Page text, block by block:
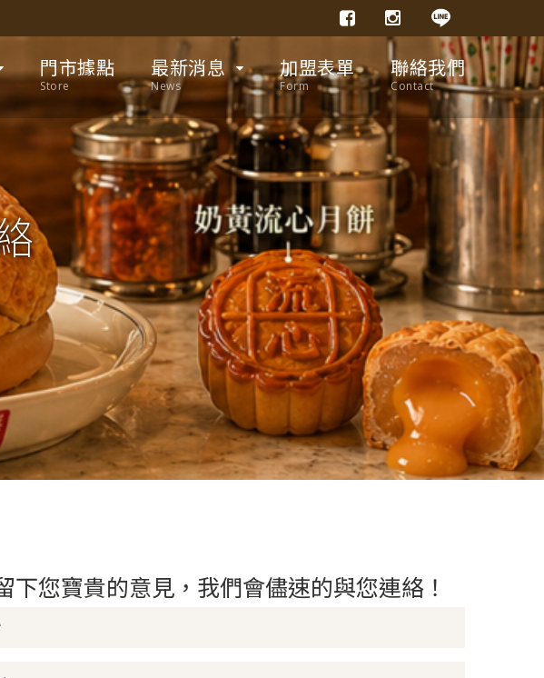
門市據點
Store
最新消息
News
加盟表單
Form
聯絡我們
Contact
下您寶貴的意見，我們會儘速的與您連絡！